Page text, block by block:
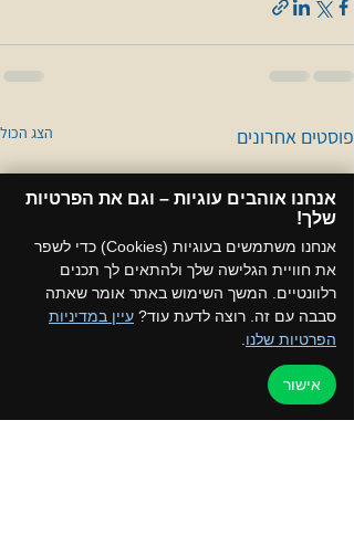
פוסטים אחרונים הצג הכול
אנחנו אוהבים עוגיות – וגם את הפרטיות
שלך!​
אנחנו משתמשים בעוגיות (Cookies) כדי לשפר
את חוויית הגלישה שלך ולהתאים לך תכנים
רלוונטיים. המשך השימוש באתר אומר שאתה
סבבה עם זה. רוצה לדעת עוד? עיין במדיניות
הפרטיות שלנו
אישור